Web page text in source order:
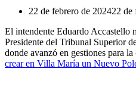
22 de febrero de 202422 de
El intendente Eduardo Accastello
Presidente del Tribunal Superior
donde avanzó en gestiones para
crear en Villa María un Nuevo